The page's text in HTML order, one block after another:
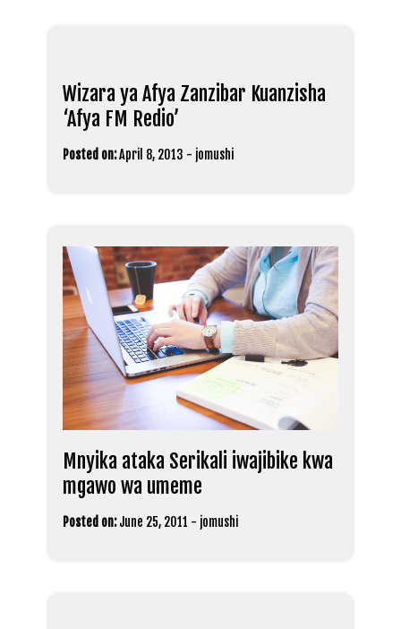
Wizara ya Afya Zanzibar Kuanzisha
‘Afya FM Redio’
Posted on:April 8, 2013 - jomushi
Mnyika ataka Serikali iwajibike kwa
mgawo wa umeme
Posted on: June 25, 2011 - jomushi